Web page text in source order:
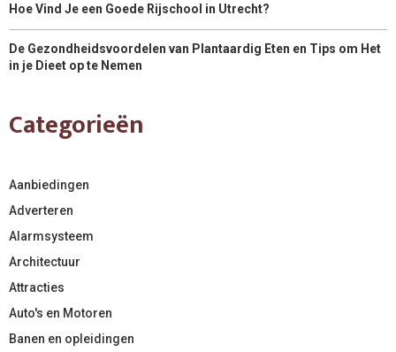
Hoe Vind Je een Goede Rijschool in Utrecht?
De Gezondheidsvoordelen van Plantaardig Eten en Tips om Het
in je Dieet op te Nemen
Categorieën
Aanbiedingen
Adverteren
Alarmsysteem
Architectuur
Attracties
Auto's en Motoren
Banen en opleidingen